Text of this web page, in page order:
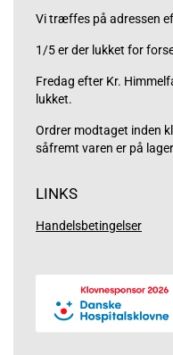
Vi træffes på adressen
1/5 er der lukket for
Fredag efter Kr.
lukket.
Ordrer modtaget inden
såfremt varen er på
LINKS
Handelsbetingelser